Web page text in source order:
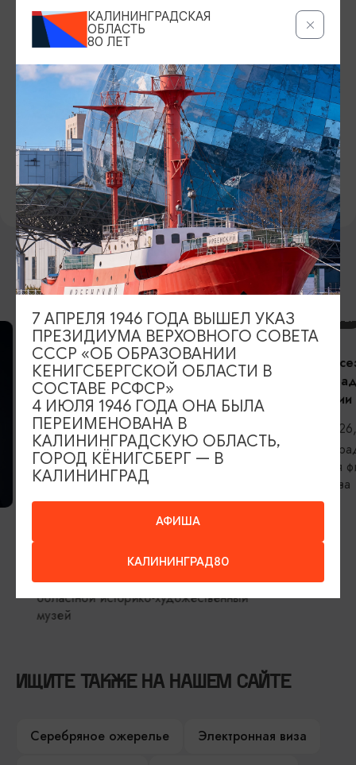
ckd_gur@mail.ru
12+
200-500 руб.
ОФИЦИАЛЬНЫЙ САЙТ
https://ckd-gur.ru/
ВОЗМОЖНО ВАС ЗАИНТЕРЕСУЕТ
06.08.2026 - 05.09.2026
Калининград, Калининградский
областной историко-художественный
музей
КОНЦЕРТЫ
Открытие
филармонии
06.09.2026,
областная
Светланова
ИЩИТЕ ТАКЖЕ НА НАШЕМ САЙТЕ
Серебряное ожерелье
Электронная виза
КАЛИНИНГРАДСКАЯ
ОБЛАСТЬ
80 ЛЕТ
АФИША
КАЛИНИНГРАД80
7 АПРЕЛЯ 1946 ГОДА ВЫШЕЛ УКАЗ
ПРЕЗИДИУМА ВЕРХОВНОГО СОВЕТА
СССР «ОБ ОБРАЗОВАНИИ
КЕНИГСБЕРГСКОЙ ОБЛАСТИ В
СОСТАВЕ РСФСР»
4 ИЮЛЯ 1946 ГОДА ОНА БЫЛА
ПЕРЕИМЕНОВАНА В
КАЛИНИНГРАДСКУЮ ОБЛАСТЬ,
ГОРОД КЁНИГСБЕРГ — В
КАЛИНИНГРАД